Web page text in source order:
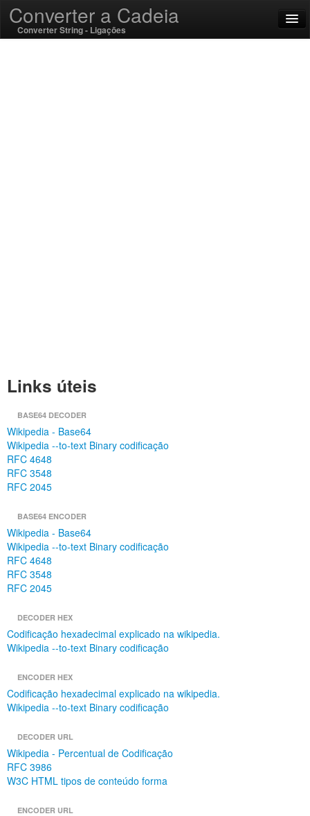
Converter a Cadeia
Converter String - Ligações
Links úteis
BASE64 DECODER
Wikipedia - Base64
Wikipedia --to-text Binary codificação
RFC 4648
RFC 3548
RFC 2045
BASE64 ENCODER
Wikipedia - Base64
Wikipedia --to-text Binary codificação
RFC 4648
RFC 3548
RFC 2045
DECODER HEX
Codificação hexadecimal explicado na wikipedia.
Wikipedia --to-text Binary codificação
ENCODER HEX
Codificação hexadecimal explicado na wikipedia.
Wikipedia --to-text Binary codificação
DECODER URL
Wikipedia - Percentual de Codificação
RFC 3986
W3C HTML tipos de conteúdo forma
ENCODER URL